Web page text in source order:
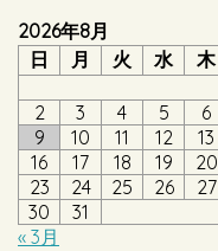
2026年8月
日
月 火 水 木
2
3 4 5 6
9
10 11 12 13
16
17 18 19 20
23
24 25 26 27
30
31
« 3月